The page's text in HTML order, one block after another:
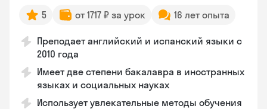
5 от 1717 ₽ за урок 16 лет опыта
Преподает английский и испанский языки с
2010 года
Имеет две степени бакалавра в иностранных
языках и социальных науках
Использует увлекательные методы обучения